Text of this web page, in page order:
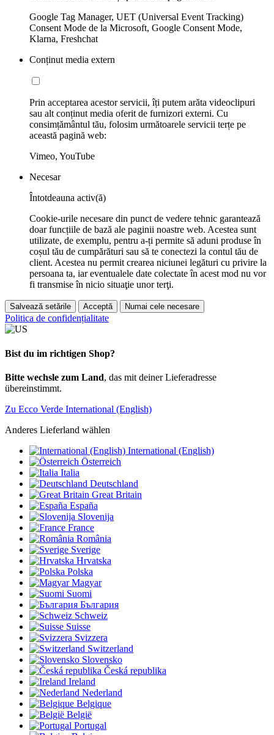
Google Tag Manager, UET (Universal Event Tracking)
Consent Mode de la Microsoft, Google Consent Mode,
Klarna, Freshchat
Conținut media extern
Prin acceptarea acestor servicii, îți putem arăta videoclipuri
sau alt conținut media oferit de furnizori externi. Cu
consimțământul tău, folosim următoarele servicii terțe pe
această pagină web:
Vimeo, YouTube
Necesar
Întotdeauna activ(ă)
Cookie-urile necesare din punct de vedere tehnic garantează
doar funcțiile de bază ale paginii noastre web. Acestea sunt
utilizate, de exemplu, pentru a-ți permite să aduni produse în
coșul tău de cumpărături sau să te conectezi la contul tău de
client. Acestea nu permit crearea niciunei legături cu privire la
persoana ta, iar eventualele date colectate în acest mod nu vor
fi transmise în nicio situaţie unor terţi.
Salvează setările Acceptă Numai cele necesare
Politica de confidențialitate
Bist du im richtigen Shop?
Bitte wechsle zum Land, das mit deiner Lieferadresse
übereinstimmt.
Zu Ecco Verde International (English)
Anderes Lieferland wählen
International (English)
Österreich
Italia
Deutschland
Great Britain
España
Slovenija
France
România
Sverige
Hrvatska
Polska
Magyar
Suomi
България
Schweiz
Suisse
Svizzera
Switzerland
Slovensko
Česká republika
Ireland
Nederland
Belgique
België
Portugal